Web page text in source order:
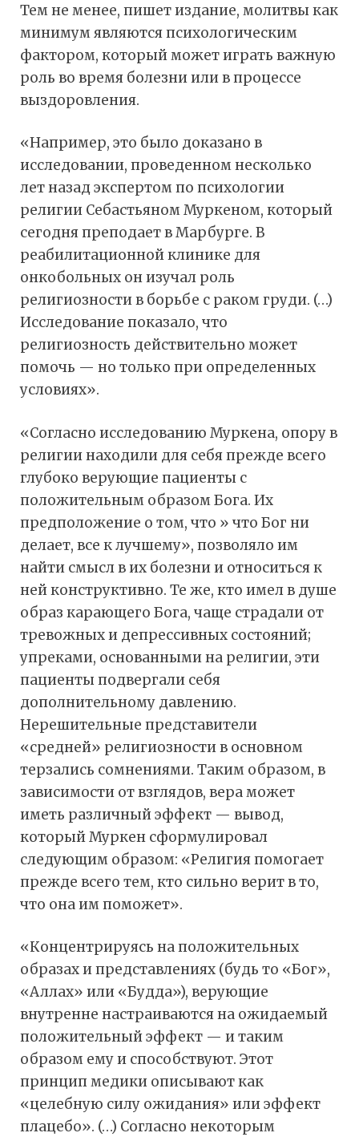
Тем не менее, пишет издание, молитвы как
минимум являются психологическим
фактором, который может играть важную
роль во время болезни или в процессе
выздоровления.
«Например, это было доказано в
исследовании, проведенном несколько
лет назад экспертом по психологии
религии Себастьяном Муркеном, который
сегодня преподает в Марбурге. В
реабилитационной клинике для
онкобольных он изучал роль
религиозности в борьбе с раком груди. (…)
Исследование показало, что
религиозность действительно может
помочь — но только при определенных
условиях».
«Согласно исследованию Муркена, опору в
религии находили для себя прежде всего
глубоко верующие пациенты с
положительным образом Бога. Их
предположение о том, что » что Бог ни
делает, все к лучшему», позволяло им
найти смысл в их болезни и относиться к
ней конструктивно. Те же, кто имел в душе
образ карающего Бога, чаще страдали от
тревожных и депрессивных состояний;
упреками, основанными на религии, эти
пациенты подвергали себя
дополнительному давлению.
Нерешительные представители
«средней» религиозности в основном
терзались сомнениями. Таким образом, в
зависимости от взглядов, вера может
иметь различный эффект — вывод,
который Муркен сформулировал
следующим образом: «Религия помогает
прежде всего тем, кто сильно верит в то,
что она им поможет».
«Концентрируясь на положительных
образах и представлениях (будь то «Бог»,
«Аллах» или «Будда»), верующие
внутренне настраиваются на ожидаемый
положительный эффект — и таким
образом ему и способствуют. Этот
принцип медики описывают как
«целебную силу ожидания» или эффект
плацебо». (…) Согласно некоторым